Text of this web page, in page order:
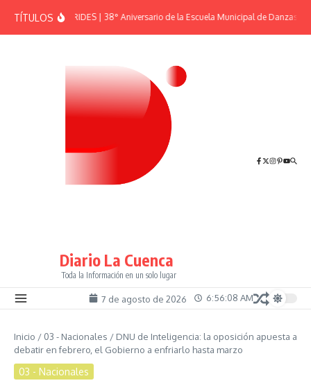
TÍTULOSEFEMÉRIDES | 38° Aniversario de la Escuela Municipal de Danzas “El
Diario La Cuenca
Toda la Información en un solo lugar
7 de agosto de 2026 6:56:08 AM
Inicio / 03 - Nacionales / DNU de Inteligencia: la oposición apuesta a
debatir en febrero, el Gobierno a enfriarlo hasta marzo
03 - Nacionales